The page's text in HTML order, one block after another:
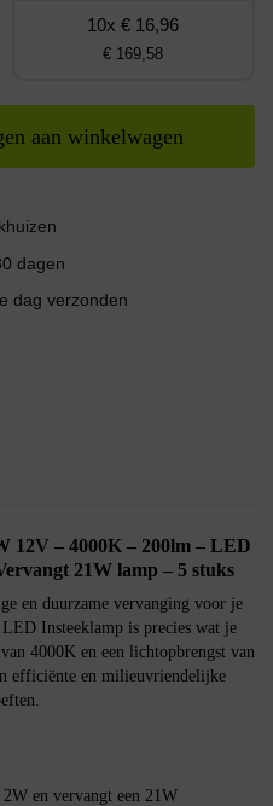
10x € 16,96
€ 169,58
aan winkelwagen
dagen
dag verzonden
12V – 4000K – 200lm – LED
21W lamp – 5 stuks
en duurzame vervanging voor je
Insteeklamp is precies wat je
4000K en een lichtopbrengst van
efficiënte en milieuvriendelijke
en vervangt een 21W